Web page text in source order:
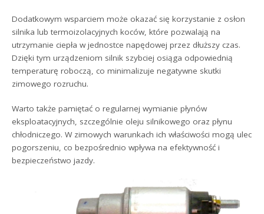
Dodatkowym wsparciem może okazać się korzystanie z osłon
silnika lub termoizolacyjnych koców, które pozwalają na
utrzymanie ciepła w jednostce napędowej przez dłuższy czas.
Dzięki tym urządzeniom silnik szybciej osiąga odpowiednią
temperaturę roboczą, co minimalizuje negatywne skutki
zimowego rozruchu.
Warto także pamiętać o regularnej wymianie płynów
eksploatacyjnych, szczególnie oleju silnikowego oraz płynu
chłodniczego. W zimowych warunkach ich właściwości mogą ulec
pogorszeniu, co bezpośrednio wpływa na efektywność i
bezpieczeństwo jazdy.